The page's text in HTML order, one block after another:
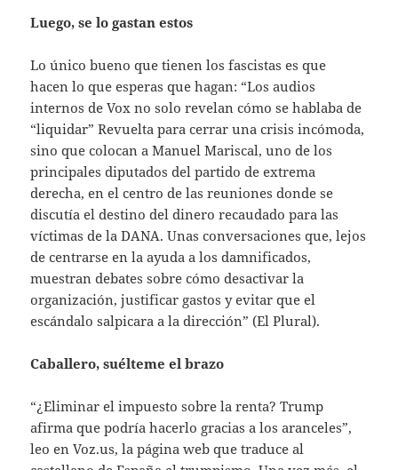
Luego, se lo gastan estos
Lo único bueno que tienen los fascistas es que
hacen lo que esperas que hagan: “Los audios
internos de Vox no solo revelan cómo se hablaba de
“liquidar” Revuelta para cerrar una crisis incómoda,
sino que colocan a Manuel Mariscal, uno de los
principales diputados del partido de extrema
derecha, en el centro de las reuniones donde se
discutía el destino del dinero recaudado para las
víctimas de la DANA. Unas conversaciones que, lejos
de centrarse en la ayuda a los damnificados,
muestran debates sobre cómo desactivar la
organización, justificar gastos y evitar que el
escándalo salpicara a la dirección” (El Plural).
Caballero, suélteme el brazo
“¿Eliminar el impuesto sobre la renta? Trump
afirma que podría hacerlo gracias a los aranceles”,
leo en Voz.us, la página web que traduce al